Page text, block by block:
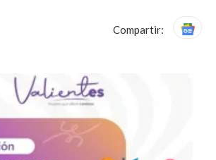
Compartir: